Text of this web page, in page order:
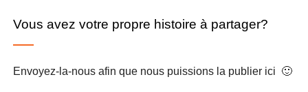
Vous avez votre propre histoire à partager?
Envoyez-la-nous afin que nous puissions la publier ici 🙂